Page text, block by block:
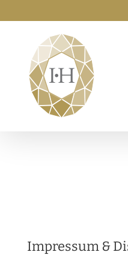
al
contenuto
Impressum &